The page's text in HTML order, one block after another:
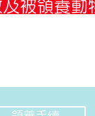
及被領養